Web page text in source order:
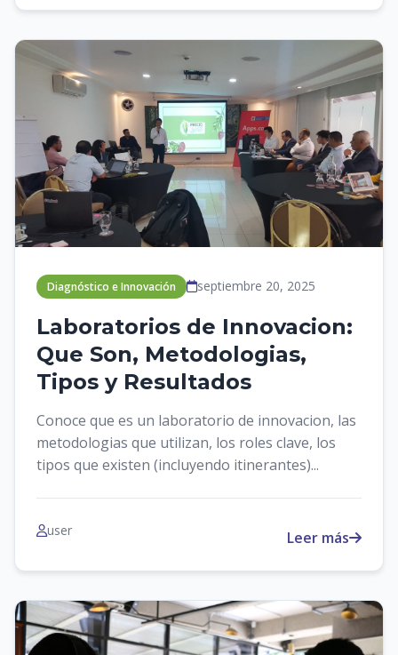
Diagnóstico e Innovación septiembre 20, 2025
Laboratorios de Innovacion:
Que Son, Metodologias,
Tipos y Resultados
Conoce que es un laboratorio de innovacion, las
metodologias que utilizan, los roles clave, los
tipos que existen (incluyendo itinerantes)...
user Leer más